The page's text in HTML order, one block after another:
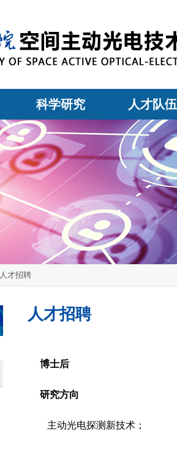
科学研究 人才队伍
人才招聘
人才招聘
博士后
研究方向
主动光电探测新技术；